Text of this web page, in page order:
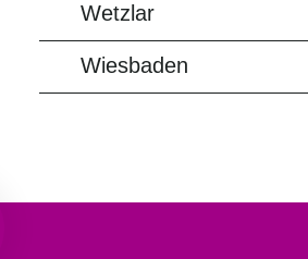
Wetzlar
Wiesbaden